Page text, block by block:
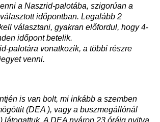
a Naszrid-palotába, szigorúan a
időpontban. Legalább 2
választani, gyakran előfordul, hogy 4-
időpont betelik.
palotára vonatkozik, a többi részre
venni.
is van bolt, mi inkább a szemben
(DEA ), vagy a buszmegállónál
látogattuk. A DEA nyáron 23 óráig nyitva